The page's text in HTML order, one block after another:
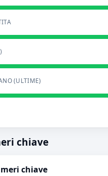
(ULTIME)
chiave
chiave